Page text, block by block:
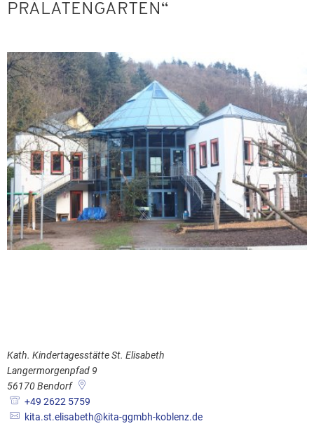
PRÄLATENGARTEN“
Kath. Kindertagesstätte St. Elisabeth
Langermorgenpfad 9
56170Bendorf
+49 2622 5759
kita.st.elisabeth@kita-ggmbh-koblenz.de